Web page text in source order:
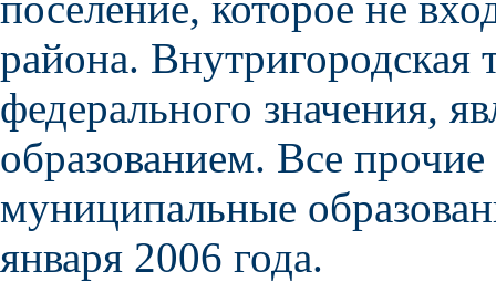
района. Внутригородская
федерального значения,
образованием. Все
муниципальные
января 2006 года.